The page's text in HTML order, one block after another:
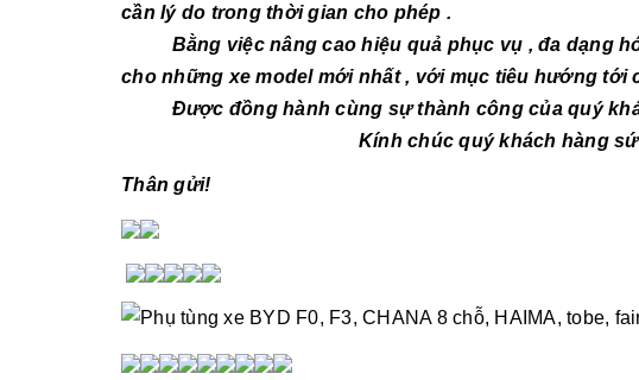
cần lý do trong thời gian cho phép .
Bằng việc nâng cao hiệu quả phục vụ , đa dạng
cho những xe model mới nhất , với mục tiêu hướng tới
Được đồng hành cùng sự thành công của quý
Kính chúc quý khách hàng sức
Thân gửi!